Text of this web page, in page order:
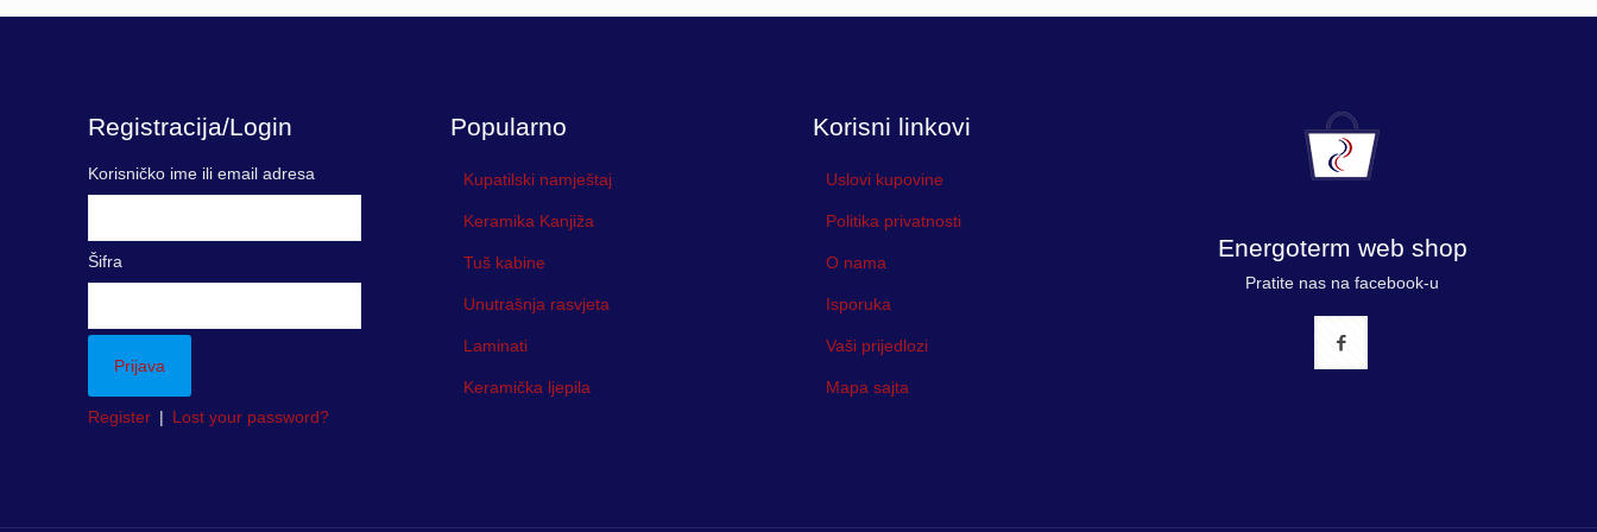
Registracija/Login
Korisničko ime ili email adresa
Šifra
Register | Lost your password?
Popularno
Kupatilski namještaj
Keramika Kanjiža
Tuš kabine
Unutrašnja rasvjeta
Laminati
Keramička ljepila
Korisni linkovi
Uslovi kupovine
Politika privatnosti
O nama
Isporuka
Vaši prijedlozi
Mapa sajta
Energoterm web shop
Pratite nas na facebook-u